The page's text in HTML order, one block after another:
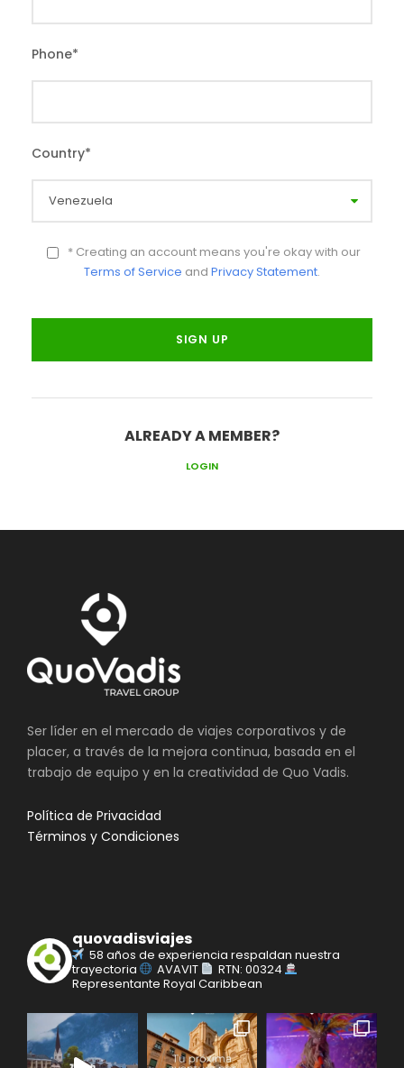
Phone*
Country*
* Creating an account means you're okay with our
Terms of Service and Privacy Statement.
ALREADY A MEMBER?
LOGIN
Ser líder en el mercado de viajes corporativos y de
placer, a través de la mejora continua, basada en el
trabajo de equipo y en la creatividad de Quo Vadis.
Política de Privacidad
Términos y Condiciones
quovadisviajes
58 años de experiencia respaldan nuestra
trayectoria
AVAVIT
RTN: 00324
Representante Royal Caribbean